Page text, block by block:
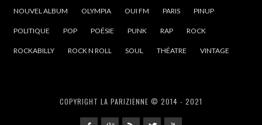
NOUVEL ALBUM OLYMPIA OUI FM PARIS PINUP
POLITIQUE POP POÉSIE PUNK RAP ROCK
ROCKABILLY ROCK N ROLL SOUL THÉATRE VINTAGE
COPYRIGHT LA PARIZIENNE © 2014 - 2021